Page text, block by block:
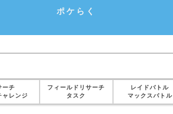
ポケらく
ーチ
ャレンジ
フィールドリサーチ
タスク
レイドバトル
マックスバトル